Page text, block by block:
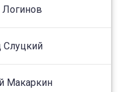
Слуцкий
Макаркин